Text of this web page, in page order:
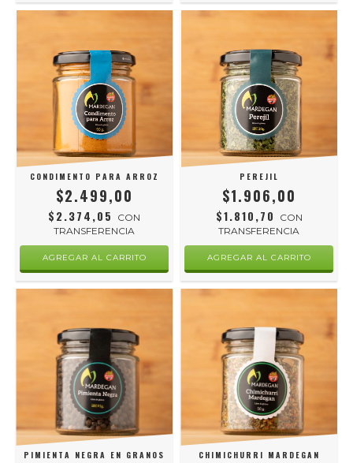
CONDIMENTO PARA ARROZ
$2.499,00
$2.374,05
CON
TRANSFERENCIA
PEREJIL
$1.906,00
$1.810,70
CON
TRANSFERENCIA
PIMIENTA NEGRA EN GRANOS CHIMICHURRI MARDEGAN